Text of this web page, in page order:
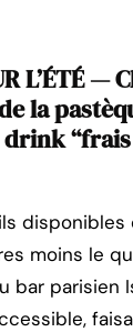
L’ÉTÉ —
la
moins le
bar parisien